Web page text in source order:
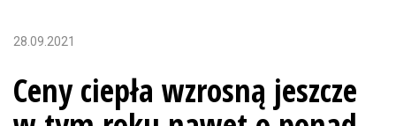
28.09.2021
Ceny ciepła wzrosną jeszcze